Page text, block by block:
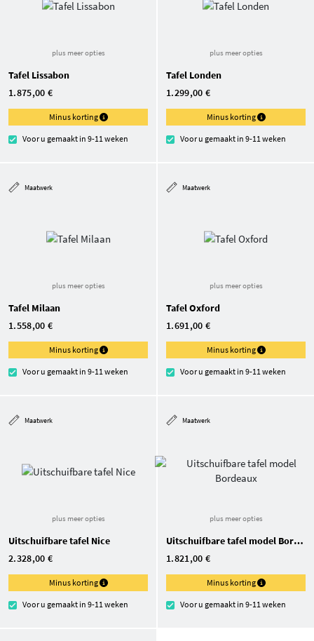
plus meer opties
Tafel Lissabon
1.875,00 €
Minus korting
Voor u gemaakt in 9-11 weken
plus meer opties
Tafel Londen
1.299,00 €
Minus korting
Voor u gemaakt in 9-11 weken
Maatwerk
plus meer opties
Tafel Milaan
1.558,00 €
Minus korting
Voor u gemaakt in 9-11 weken
Maatwerk
plus meer opties
Tafel Oxford
1.691,00 €
Minus korting
Voor u gemaakt in 9-11 weken
Maatwerk
plus meer opties
Uitschuifbare tafel Nice
2.328,00 €
Minus korting
Voor u gemaakt in 9-11 weken
Maatwerk
plus meer opties
Uitschuifbare tafel model Bordeaux
1.821,00 €
Minus korting
Voor u gemaakt in 9-11 weken